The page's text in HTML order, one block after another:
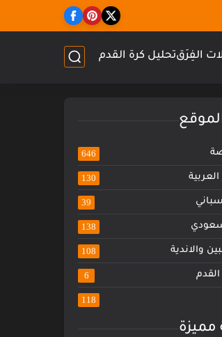
الفِرَقتحليل كرة القدم
646
العربية 130
39
138
والاندية 108
6
118
مميزة